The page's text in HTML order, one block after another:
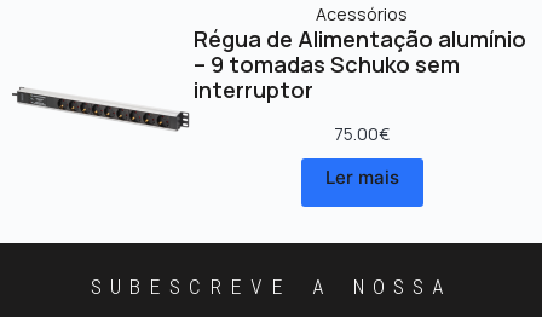
Acessórios
Régua de Alimentação alumínio
– 9 tomadas Schuko sem
interruptor
75.00€
Ler mais
SUBESCREVE A NOSSA